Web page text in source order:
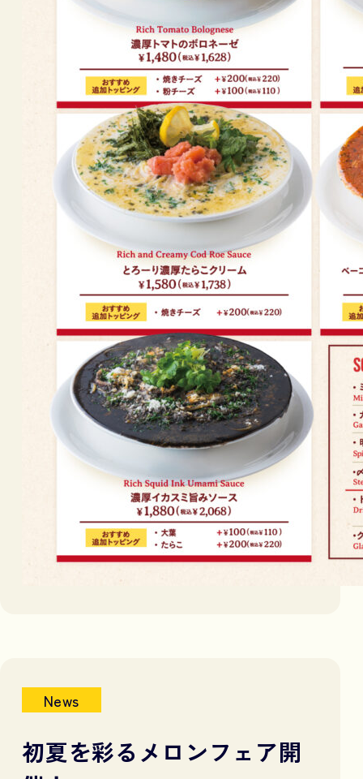
News
初夏を彩るメロンフェア開